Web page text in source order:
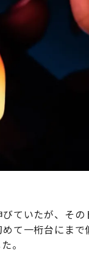
ていたが、そ
て一桁台にま
。